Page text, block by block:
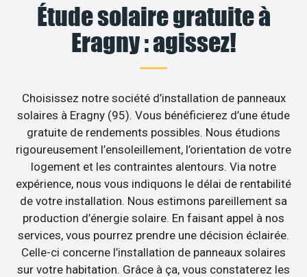
Étude solaire gratuite à
Eragny : agissez!
Choisissez notre société d’installation de panneaux
solaires à Eragny (95). Vous bénéficierez d’une étude
gratuite de rendements possibles. Nous étudions
rigoureusement l’ensoleillement, l’orientation de votre
logement et les contraintes alentours. Via notre
expérience, nous vous indiquons le délai de rentabilité
de votre installation. Nous estimons pareillement sa
production d’énergie solaire. En faisant appel à nos
services, vous pourrez prendre une décision éclairée.
Celle-ci concerne l’installation de panneaux solaires
sur votre habitation. Grâce à ça, vous constaterez les